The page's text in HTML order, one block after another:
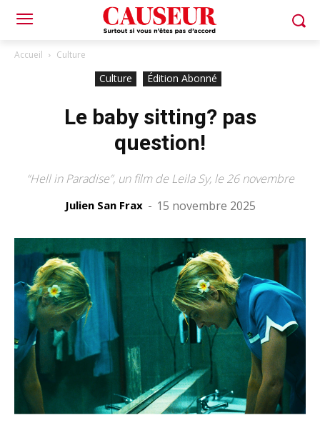
Accueil Culture
Culture Édition Abonné
Le baby sitting? pas
question!
“Hell in Paradise”, un film de Leila Sy, le 26 novembre
Julien San Frax - 15 novembre 2025